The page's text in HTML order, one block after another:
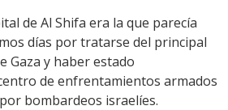
de Al Shifa era la que parecía
días por tratarse del principal
Gaza y haber estado
de enfrentamientos armados
bombardeos israelíes.